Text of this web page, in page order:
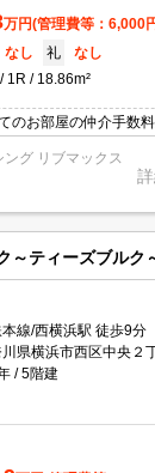
万円(管理費等：6,000
なし 礼
なし
1R 18.86m²
のお部屋の仲介手数
イレ別 ★ IHコン
グ リブマックス
～ティーズブルク
線/西横浜駅 徒歩9分
県横浜市西区中央２
5階建